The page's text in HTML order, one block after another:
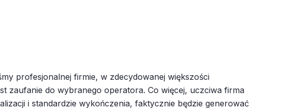
profesjonalnej firmie, w zdecydowanej większości
zaufanie do wybranego operatora. Co więcej, uczciwa firma
i standardzie wykończenia, faktycznie będzie generować